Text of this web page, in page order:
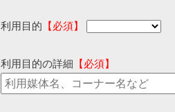
利用目的 【必須】
利用目的の詳細 【必須】